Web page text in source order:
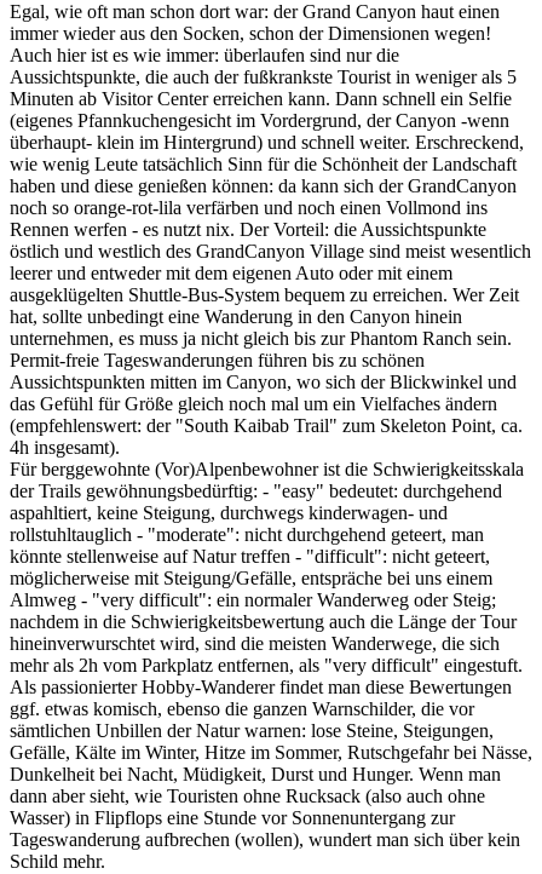
Egal, wie oft man schon dort war: der Grand Canyon haut einen
immer wieder aus den Socken, schon der Dimensionen wegen!
Auch hier ist es wie immer: überlaufen sind nur die
Aussichtspunkte, die auch der fußkrankste Tourist in weniger als 5
Minuten ab Visitor Center erreichen kann. Dann schnell ein Selfie
(eigenes Pfannkuchengesicht im Vordergrund, der Canyon -wenn
überhaupt- klein im Hintergrund) und schnell weiter. Erschreckend,
wie wenig Leute tatsächlich Sinn für die Schönheit der Landschaft
haben und diese genießen können: da kann sich der GrandCanyon
noch so orange-rot-lila verfärben und noch einen Vollmond ins
Rennen werfen - es nutzt nix. Der Vorteil: die Aussichtspunkte
östlich und westlich des GrandCanyon Village sind meist wesentlich
leerer und entweder mit dem eigenen Auto oder mit einem
ausgeklügelten Shuttle-Bus-System bequem zu erreichen. Wer Zeit
hat, sollte unbedingt eine Wanderung in den Canyon hinein
unternehmen, es muss ja nicht gleich bis zur Phantom Ranch sein.
Permit-freie Tageswanderungen führen bis zu schönen
Aussichtspunkten mitten im Canyon, wo sich der Blickwinkel und
das Gefühl für Größe gleich noch mal um ein Vielfaches ändern
(empfehlenswert: der "South Kaibab Trail" zum Skeleton Point, ca.
4h insgesamt).
Für berggewohnte (Vor)Alpenbewohner ist die Schwierigkeitsskala
der Trails gewöhnungsbedürftig: - "easy" bedeutet: durchgehend
aspahltiert, keine Steigung, durchwegs kinderwagen- und
rollstuhltauglich - "moderate": nicht durchgehend geteert, man
könnte stellenweise auf Natur treffen - "difficult": nicht geteert,
möglicherweise mit Steigung/Gefälle, entspräche bei uns einem
Almweg - "very difficult": ein normaler Wanderweg oder Steig;
nachdem in die Schwierigkeitsbewertung auch die Länge der Tour
hineinverwurschtet wird, sind die meisten Wanderwege, die sich
mehr als 2h vom Parkplatz entfernen, als "very difficult" eingestuft.
Als passionierter Hobby-Wanderer findet man diese Bewertungen
ggf. etwas komisch, ebenso die ganzen Warnschilder, die vor
sämtlichen Unbillen der Natur warnen: lose Steine, Steigungen,
Gefälle, Kälte im Winter, Hitze im Sommer, Rutschgefahr bei Nässe,
Dunkelheit bei Nacht, Müdigkeit, Durst und Hunger. Wenn man
dann aber sieht, wie Touristen ohne Rucksack (also auch ohne
Wasser) in Flipflops eine Stunde vor Sonnenuntergang zur
Tageswanderung aufbrechen (wollen), wundert man sich über kein
Schild mehr.